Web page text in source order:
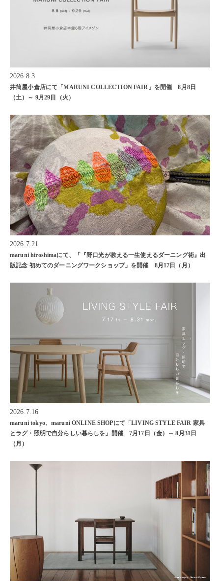
2026.8.3
井筒屋小倉店にて「MARUNI COLLECTION FAIR」を開催 8月8日
（土）～ 9月29日（火）
2026.7.21
maruni hiroshimaにて、「『野口光が教える一生使えるダーニング術』出
版記念 初めてのダーニングワークショップ」を開催 8月17日（月）
2026.7.16
maruni tokyo、maruni ONLINE SHOPにて「LIVING STYLE FAIR 家具
とラグ・照明で自分らしい暮らしを」開催 7月17日（金）～ 8月31日
（月）